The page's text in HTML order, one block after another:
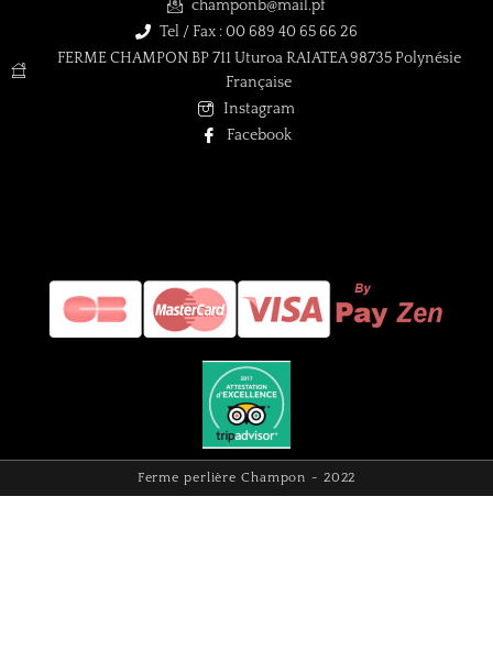
champonb@mail.pf
Tel / Fax : 00 689 40 65 66 26
FERME CHAMPON BP 711 Uturoa RAIATEA 98735 Polynésie
Française
Instagram
Facebook
Ferme perlière Champon - 2022